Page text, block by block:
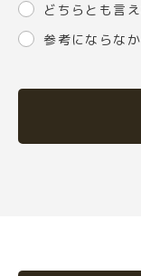
どちらとも言
参考にならな